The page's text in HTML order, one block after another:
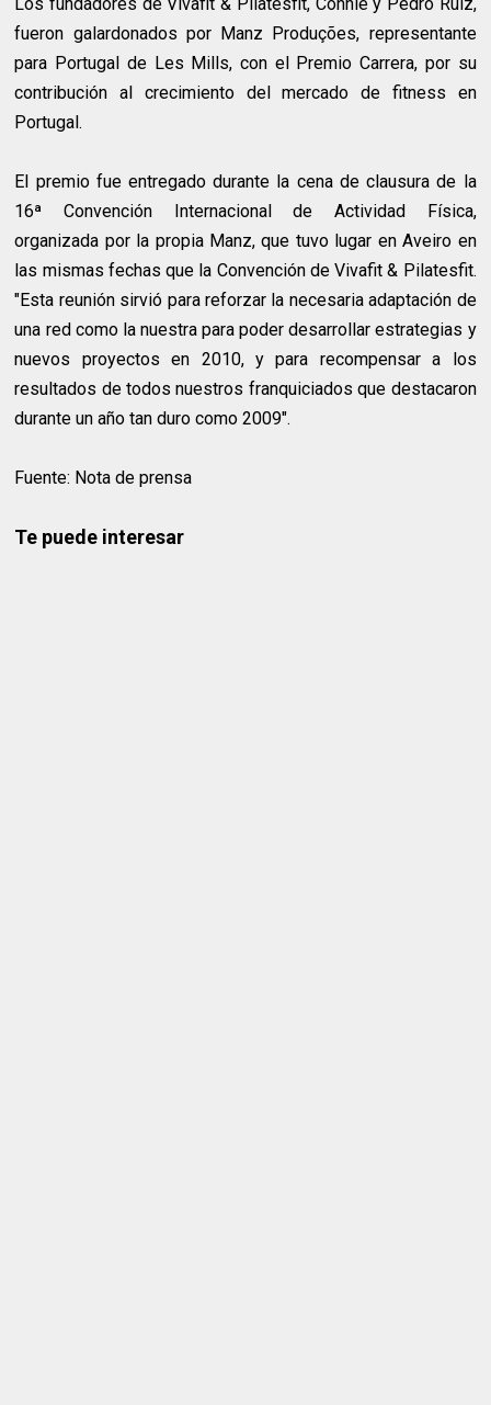
fueron galardonados por Manz Produções, representante
para Portugal de Les Mills, con el Premio Carrera, por su
contribución al crecimiento del mercado de fitness en
Portugal.
El premio fue entregado durante la cena de clausura de la
16ª Convención Internacional de Actividad Física,
organizada por la propia Manz, que tuvo lugar en Aveiro en
las mismas fechas que la Convención de Vivafit & Pilatesfit.
"Esta reunión sirvió para reforzar la necesaria adaptación de
una red como la nuestra para poder desarrollar estrategias y
nuevos proyectos en 2010, y para recompensar a los
resultados de todos nuestros franquiciados que destacaron
durante un año tan duro como 2009".
Fuente: Nota de prensa
Te puede interesar